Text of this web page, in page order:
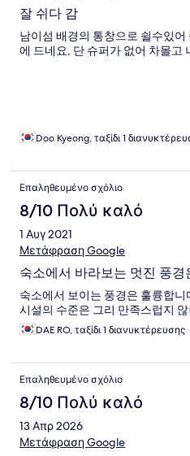
잘 쉬다 감
남이섬 배경의 통창으로 쉴수있
에 드네요, 단 슈퍼가 없어 차몰고
Doo Kyeong, ταξίδι 1
Επαληθευμένο σχόλιο
8/10 Πολύ καλό
1 Αυγ 2021
Μετάφραση Google
숙소에서 바라보는 멋진 풍경
숙소에서 보이는 풍경은 훌륭합
시설의 수준은 그리 만족스럽지
DAE RO, ταξίδι 1 διανυκτέρευσης
Επαληθευμένο σχόλιο
8/10 Πολύ καλό
13 Απρ 2026
Μετάφραση Google